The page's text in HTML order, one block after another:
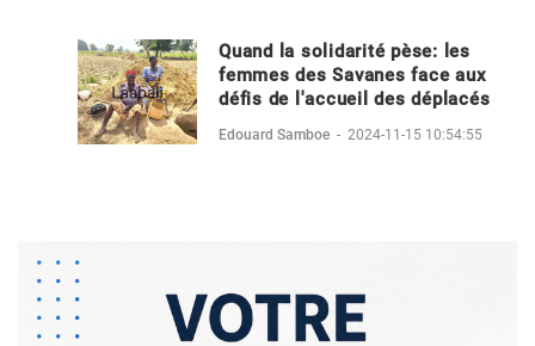
Quand la solidarité pèse: les
femmes des Savanes face aux
défis de l'accueil des déplacés
Edouard Samboe - 2024-11-15 10:54:55